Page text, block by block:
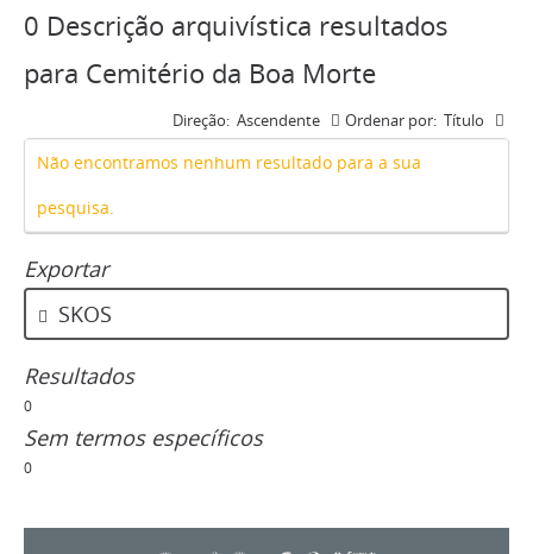
0 Descrição arquivística resultados
para Cemitério da Boa Morte
Ordenar por: Título
Direção: Ascendente
Não encontramos nenhum resultado para a sua
pesquisa.
Exportar
SKOS
Resultados
0
Sem termos específicos
0